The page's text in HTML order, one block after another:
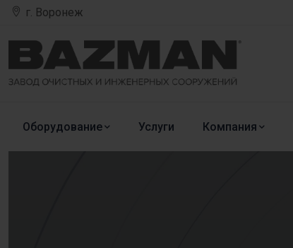
г. Воронеж
Оборудование Услуги Компания